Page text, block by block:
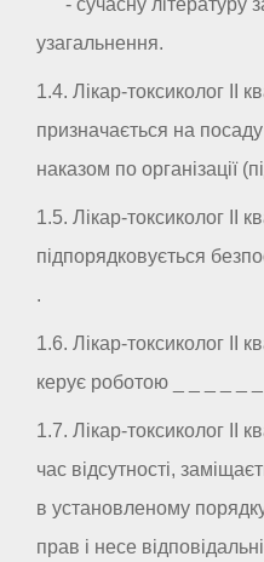
узагальнення.
1.4. Лікар-токсиколог II
призначається на
наказом по організації
1.5. Лікар-токсиколог II
підпорядковується
.
1.6. Лікар-токсиколог II
керує роботою _ _ _ _ _
1.7. Лікар-токсиколог II
час відсутності,
в установленому
прав і несе